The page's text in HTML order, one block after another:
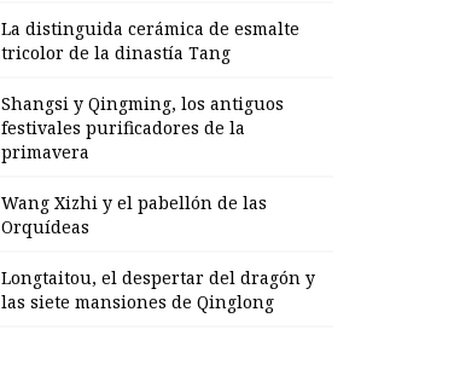
La distinguida cerámica de esmalte
tricolor de la dinastía Tang
Shangsi y Qingming, los antiguos
festivales purificadores de la
primavera
Wang Xizhi y el pabellón de las
Orquídeas
Longtaitou, el despertar del dragón y
las siete mansiones de Qinglong